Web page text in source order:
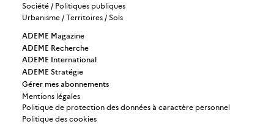
Société / Politiques publiques
Urbanisme / Territoires / Sols
ADEME Magazine
ADEME Recherche
ADEME International
ADEME Stratégie
Gérer mes abonnements
Mentions légales
Politique de protection des données à caractère personnel
Politique des cookies